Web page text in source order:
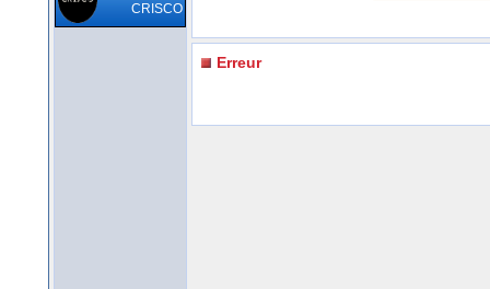
CRISCO
Erreur